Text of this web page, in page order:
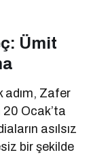
Ümit
adım, Zafer
20 Ocak’ta
asılsız
bir şekilde